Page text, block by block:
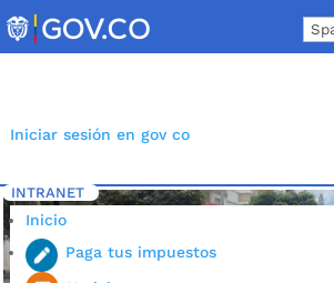
to
content
Iniciar sesión en gov co
INTRANET
Inicio
Paga tus impuestos
Inicio 5 Etiqueta: Sistemas de bicicletas